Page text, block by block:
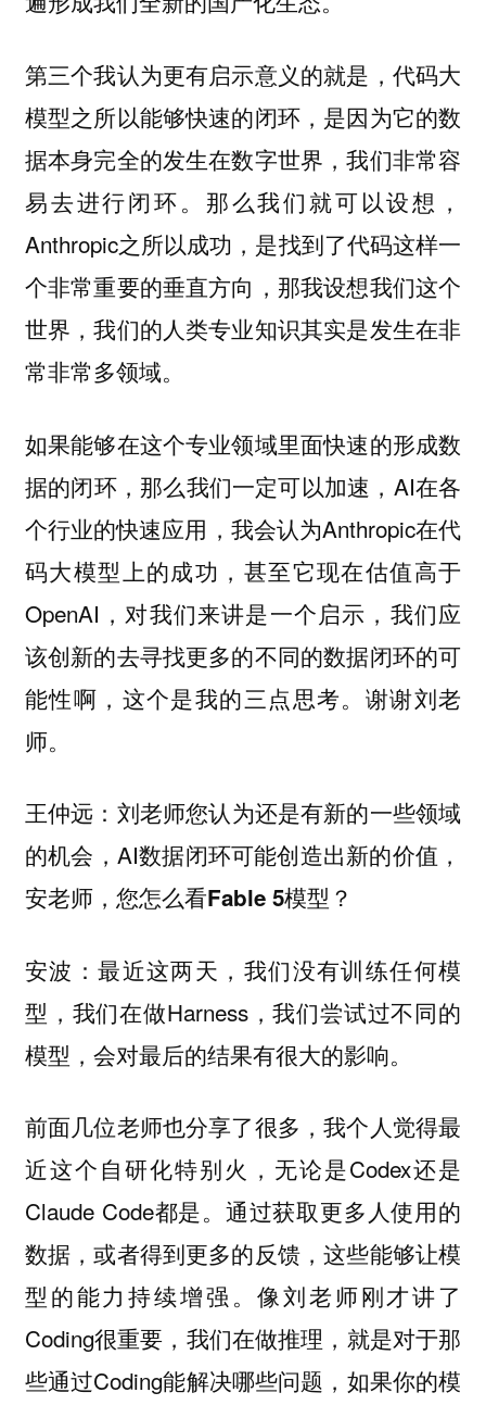
第三个我认为更有启示意义的就是， 代码大
模型之所以能够快速的闭环，是因为它的数
据本身完全的发生在数字世界，我们非常容
易去进行闭环。那么我们就可以设想，
Anthropic之所以成功，是找到了代码这样一
个非常重要的垂直方向，那我设想我们这个
世界，我们的人类专业知识其实是发生在非
常非常多领域。
如果能够在这个专业领域里面快速的形成数
据的闭环，那么我们一定可以加速，AI在各
个行业的快速应用，我会认为Anthropic在代
码大模型上的成功，甚至它现在估值高于
OpenAI，对我们来讲是一个启示，我们应
该创新的去寻找更多的不同的数据闭环的可
能性啊，这个是我的三点思考。谢谢刘老
师。
王仲远 ：刘老师您认为还是有新的一些领域
的机会，AI数据闭环可能创造出新的价值，
安老师， 您怎么看Fable 5模型？
安波 ：最近这两天，我们没有训练任何模
型，我们在做Harness，我们尝试过不同的
模型，会对最后的结果有很大的影响。
前面几位老师也分享了很多，我个人觉得最
近这个自研化特别火，无论是Codex还是
Claude Code都是。通过获取更多人使用的
数据，或者得到更多的反馈，这些能够让模
型的能力持续增强。像刘老师刚才讲了
Coding很重要，我们在做推理，就是对于那
些通过Coding能解决哪些问题，如果你的模